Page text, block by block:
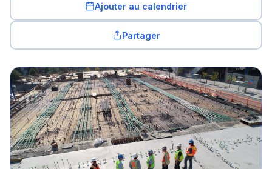
Ajouter au calendrier
Partager